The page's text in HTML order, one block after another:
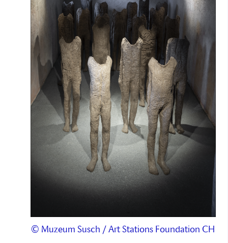
© Muzeum Susch / Art Stations Foundation CH